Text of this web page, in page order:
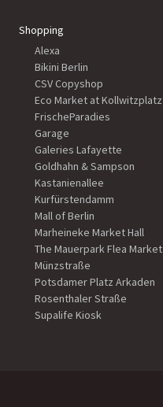
Shopping
Alexa
Bikini Berlin
CSV Copyshop
Eco Market at Kollwitzplatz
FrischeParadies
Garage
Galeries Lafayette
Goldhahn & Sampson
Kastanienallee
Kurfürstendamm
Mall of Berlin
Marheineke Market Hall
The Mauerpark Flea Market
Münzstraße
Potsdamer Platz Arkaden
Rosenthaler Straße
Supalife Kiosk